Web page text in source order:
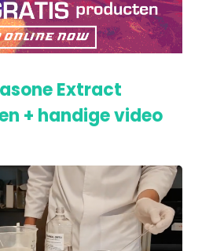
Extract
+ handige video